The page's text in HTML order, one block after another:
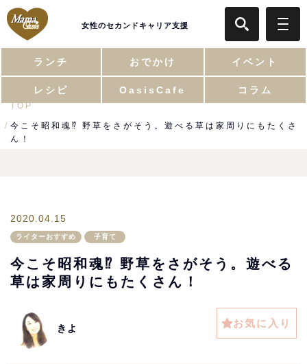
女性のセカンドキャリア支援
ランチ おでかけ イベント
レシピ OasisCafe コラム
TOP
今こそ昭和魂⁉︎ 野草をさがそう。遊べる草は家周りにもたくさ
ん！
2020.04.15
ライターおすすめ 子育て
今こそ昭和魂⁉︎ 野草をさがそう。遊べる
草は家周りにもたくさん！
きよ お気に入り